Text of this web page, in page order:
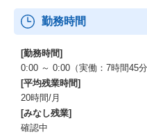
勤務時間
[勤務時間]
0:00 ～ 0:00（実働：7時間45
[平均残業時間]
20時間/月
[みなし残業]
確認中